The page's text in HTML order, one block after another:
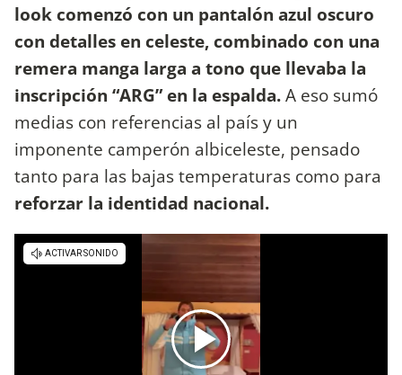
look comenzó con un pantalón azul oscuro
con detalles en celeste, combinado con una
remera manga larga a tono que llevaba la
inscripción “ARG” en la espalda.A eso sumó
medias con referencias al país y un
imponente camperón albiceleste, pensado
tanto para las bajas temperaturas como para
reforzar la identidad nacional.